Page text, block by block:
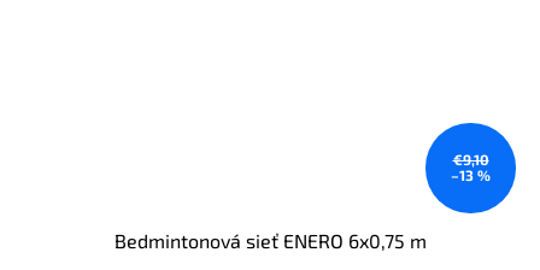
€9,10
–13 %
Bedmintonová sieť ENERO 6x0,75 m